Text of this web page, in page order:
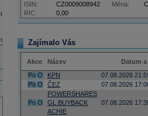
1,18
RIC: 0,00
ISIN: CZ0009008942 Měna:
Zajímalo Vás
Akce Název
Datum
Po O KPN
07.08.2026
Po O ČEZ 07.08.2026
Po O
POWERSHARES
GL BUYBACK
ACHIE
07.08.2026